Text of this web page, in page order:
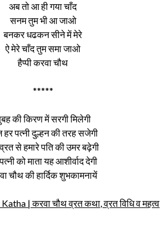
अब तो आ ही गया चाँद
सनम तुम भी आ जाओ
बनकर धढकन सीने में मेरे
ऐ मेरे चाँद तुम समा जाओ
हैप्पी करवा चौथ
*****
की किरण में सरगी मिलेगी
पत्नी दुल्हन की तरह सजेगी
से हमारे पति की उमर बढ़ेगी
को माता यह आशीर्वाद देगी
चौथ की हार्दिक शुभकामनायें
| करवा चौथ व्रत कथा, व्रत विधि व महत्व